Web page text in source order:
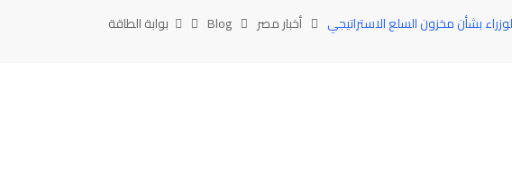
بشأن مخزون السلع الاستراتيجي أخبار مصر Blog بوابة الطاقة